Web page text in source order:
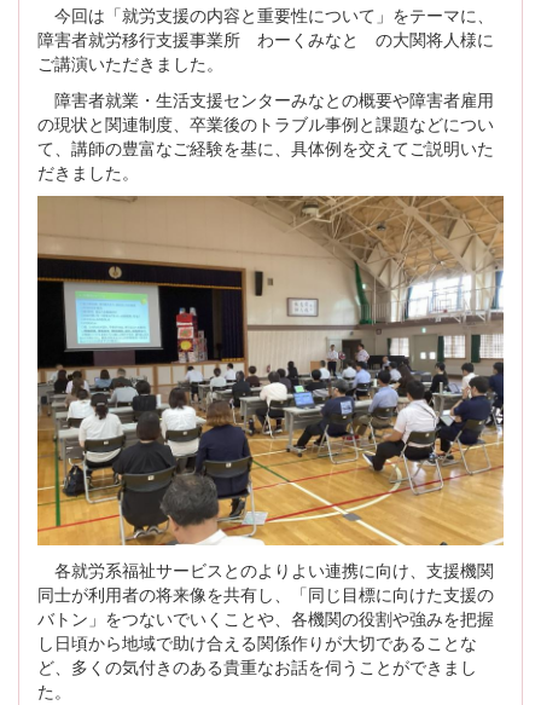
今回は「就労支援の内容と重要性について」をテーマに、
障害者就労移行支援事業所 わーくみなと の大関将人様に
ご講演いただきました。
障害者就業・生活支援センターみなとの概要や障害者雇用
の現状と関連制度、卒業後のトラブル事例と課題などについ
て、講師の豊富なご経験を基に、具体例を交えてご説明いた
だきました。
各就労系福祉サービスとのよりよい連携に向け、支援機関
同士が利用者の将来像を共有し、「同じ目標に向けた支援の
バトン」をつないでいくことや、各機関の役割や強みを把握
し日頃から地域で助け合える関係作りが大切であることな
ど、多くの気付きのある貴重なお話を伺うことができまし
た。